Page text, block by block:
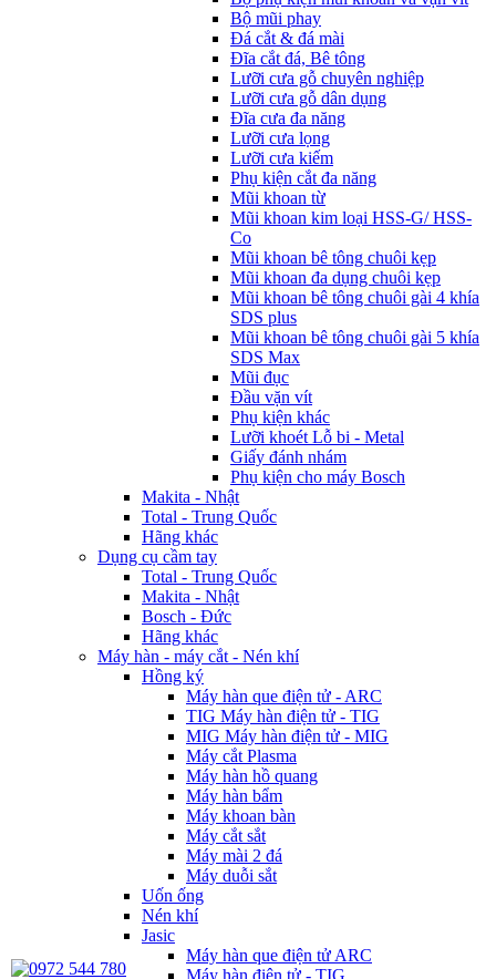
Bộ mũi phay
Đá cắt & đá mài
Đĩa cắt đá, Bê tông
Lưỡi cưa gỗ chuyên nghiệp
Lưỡi cưa gỗ dân dụng
Đĩa cưa đa năng
Lưỡi cưa lọng
Lưỡi cưa kiếm
Phụ kiện cắt đa năng
Mũi khoan từ
Mũi khoan kim loại HSS-G/ HSS-
Co
Mũi khoan bê tông chuôi kẹp
Mũi khoan đa dụng chuôi kẹp
Mũi khoan bê tông chuôi gài 4 khía
SDS plus
Mũi khoan bê tông chuôi gài 5 khía
SDS Max
Mũi đục
Đầu vặn vít
Phụ kiện khác
Lưỡi khoét Lỗ bi - Metal
Giấy đánh nhám
Phụ kiện cho máy Bosch
Makita - Nhật
Total - Trung Quốc
Hãng khác
Dụng cụ cầm tay
Total - Trung Quốc
Makita - Nhật
Bosch - Đức
Hãng khác
Máy hàn - máy cắt - Nén khí
Hồng ký
Máy hàn que điện tử - ARC
TIG Máy hàn điện tử - TIG
MIG Máy hàn điện tử - MIG
Máy cắt Plasma
Máy hàn hồ quang
Máy hàn bẩm
Máy khoan bàn
Máy cắt sắt
Máy mài 2 đá
Máy duỗi sắt
Uốn ống
Nén khí
Jasic
Máy hàn que điện tử ARC